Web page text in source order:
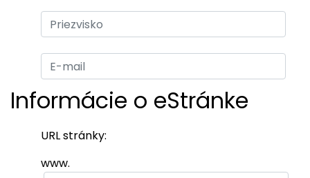
Informácie o eStránke
URL stránky:
www.